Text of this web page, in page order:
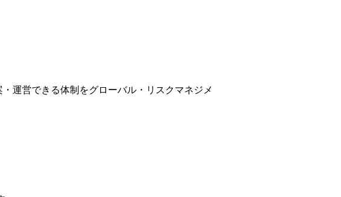
運営できる体制をグローバル・リスクマネジメ